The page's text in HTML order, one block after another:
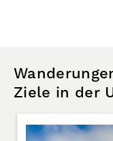
Ziele in der